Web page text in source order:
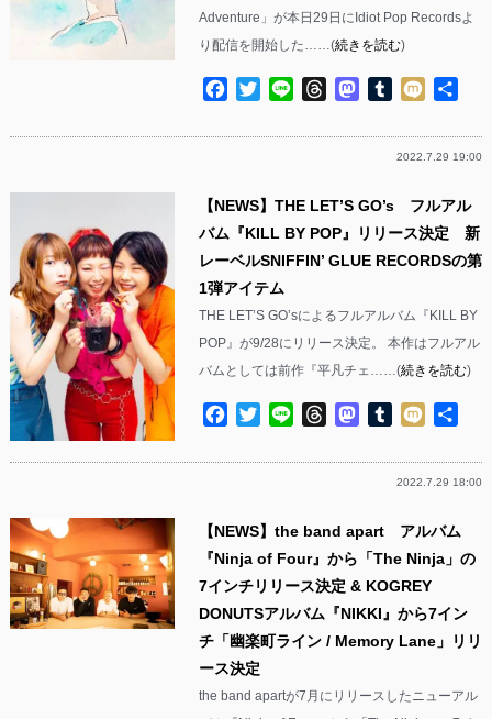
Adventure」が本日29日にIdiot Pop Recordsよ
り配信を開始した……(続きを読む)
Facebook
TwitterLine ThreadsMastodon
Tumblr
Mixi
2022.7.29 19:00
【NEWS】THE LET’S GO’s フルアル
バム『KILL BY POP』リリース決定 新
レーベルSNIFFIN’ GLUE RECORDSの第
1弾アイテム
THE LET’S GO’sによるフルアルバム『KILL BY
POP』が9/28にリリース決定。 本作はフルアル
バムとしては前作『平凡チェ……(続きを読む)
Facebook
TwitterLine ThreadsMastodon
Tumblr
Mixi
2022.7.29 18:00
【NEWS】the band apart アルバム
『Ninja of Four』から「The Ninja」の
7インチリリース決定 & KOGREY
DONUTSアルバム『NIKKI』から7イン
チ「幽楽町ライン / Memory Lane」リリ
ース決定
the band apartが7月にリリースしたニューアル